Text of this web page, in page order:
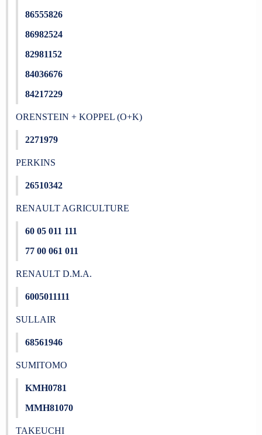
86555826
86982524
82981152
84036676
84217229
ORENSTEIN + KOPPEL (O+K)
2271979
PERKINS
26510342
RENAULT AGRICULTURE
60 05 011 111
77 00 061 011
RENAULT D.M.A.
6005011111
SULLAIR
68561946
SUMITOMO
KMH0781
MMH81070
TAKEUCHI